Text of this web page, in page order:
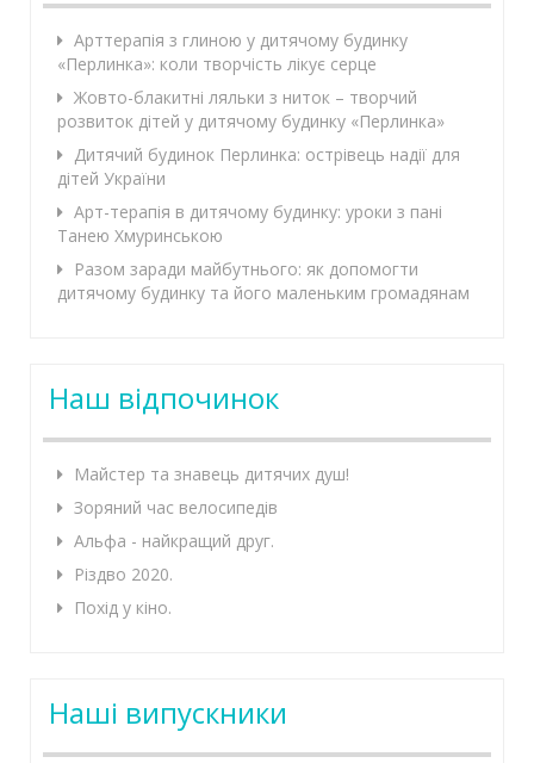
Арттерапія з глиною у дитячому будинку
«Перлинка»: коли творчість лікує серце
Жовто-блакитні ляльки з ниток – творчий
розвиток дітей у дитячому будинку «Перлинка»
Дитячий будинок Перлинка: острівець надії для
дітей України
Арт-терапія в дитячому будинку: уроки з пані
Танею Хмуринською
Разом заради майбутнього: як допомогти
дитячому будинку та його маленьким громадянам
Наш відпочинок
Майстер та знавець дитячих душ!
Зоряний час велосипедів
Альфа - найкращий друг.
Різдво 2020.
Похід у кіно.
Наші випускники